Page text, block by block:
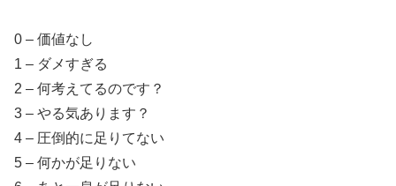
0 – 価値なし
1 – ダメすぎる
2 – 何考えてるのです？
3 – やる気あります？
4 – 圧倒的に足りてない
5 – 何かが足りない